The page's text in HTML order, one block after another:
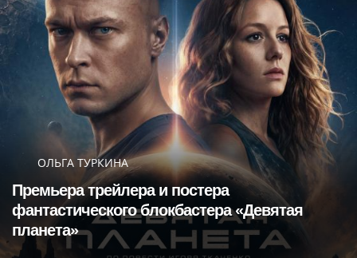
ОЛЬГА ТУРКИНА
Премьера трейлера и постера
фантастического блокбастера «Девятая
планета»